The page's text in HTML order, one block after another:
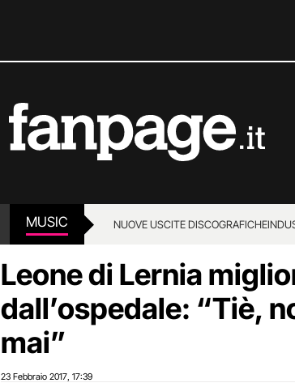
MUSIC NUOVE USCITE DISCOGRAFICHE
Leone di Lernia
dall’ospedale: “Tiè,
mai”
23 Febbraio 2017 17:39